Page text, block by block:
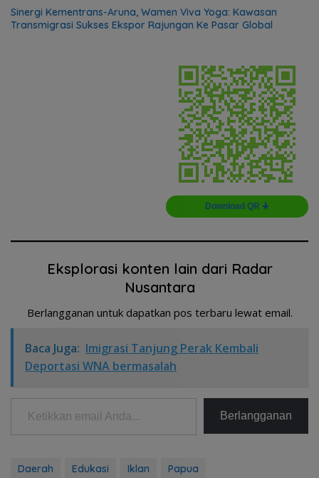
Sinergi Kementrans-Aruna, Wamen Viva Yoga: Kawasan
Transmigrasi Sukses Ekspor Rajungan Ke Pasar Global
Download QR 🠋
Eksplorasi konten lain dari Radar
Nusantara
Berlangganan untuk dapatkan pos terbaru lewat email.
Baca Juga: Imigrasi Tanjung Perak Kembali
Deportasi WNA bermasalah
Ketikkan email Anda...
Berlangganan
Daerah Edukasi Iklan
Papua